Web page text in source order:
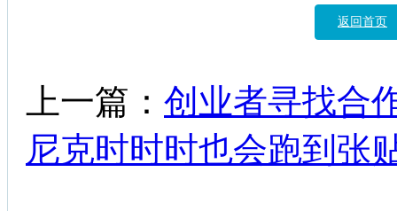
返回首页
上一篇： 创业者寻找合
尼克时时时也会跑到张